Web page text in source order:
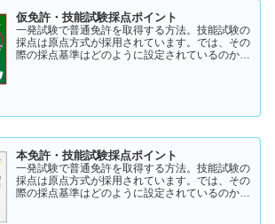
仮免許・技能試験採点ポイント
一発試験で普通免許を取得する方法。技能試験の
採点は原点方式が採用されています。では、その
際の採点基準はどのように設定されているのかご
本免許・技能試験採点ポイント
一発試験で普通免許を取得する方法。技能試験の
採点は原点方式が採用されています。では、その
際の採点基準はどのように設定されているのかご